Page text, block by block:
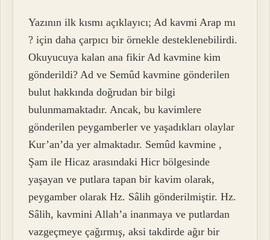
Yazının ilk kısmı açıklayıcı; Ad kavmi Arap mı
? için daha çarpıcı bir örnekle desteklenebilirdi.
Okuyucuya kalan ana fikir Ad kavmine kim
gönderildi? Ad ve Semûd kavmine gönderilen
bulut hakkında doğrudan bir bilgi
bulunmamaktadır. Ancak, bu kavimlere
gönderilen peygamberler ve yaşadıkları olaylar
Kur’an’da yer almaktadır. Semûd kavmine ,
Şam ile Hicaz arasındaki Hicr bölgesinde
yaşayan ve putlara tapan bir kavim olarak,
peygamber olarak Hz. Sâlih gönderilmiştir. Hz.
Sâlih, kavmini Allah’a inanmaya ve putlardan
vazgeçmeye çağırmış, aksi takdirde ağır bir